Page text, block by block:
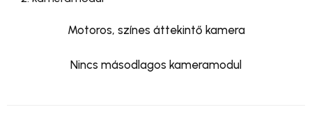
Motoros, színes áttekintő kamera
Nincs másodlagos kameramodul